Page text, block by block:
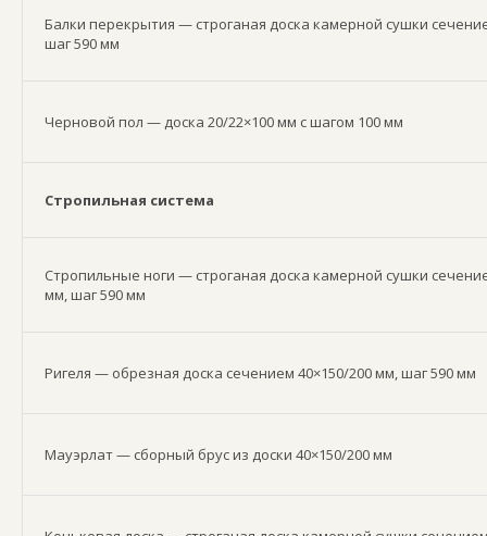
Балки перекрытия — строганая доска камерной сушки
шаг 590 мм
Черновой пол — доска 20/22×100 мм с шагом 100 мм
Стропильная система
Стропильные ноги — строганая доска камерной сушки
мм, шаг 590 мм
Ригеля — обрезная доска сечением 40×150/200 мм, шаг 590 мм
Мауэрлат — сборный брус из доски 40×150/200 мм